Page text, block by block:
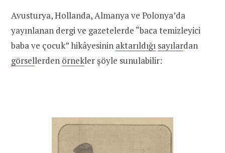
Avusturya, Hollanda, Almanya ve Polonya’da
yayınlanan dergi ve gazetelerde “baca temizleyici
baba ve çocuk” hikâyesinin aktarıldığı sayılardan
görsellerden örnekler şöyle sunulabilir: